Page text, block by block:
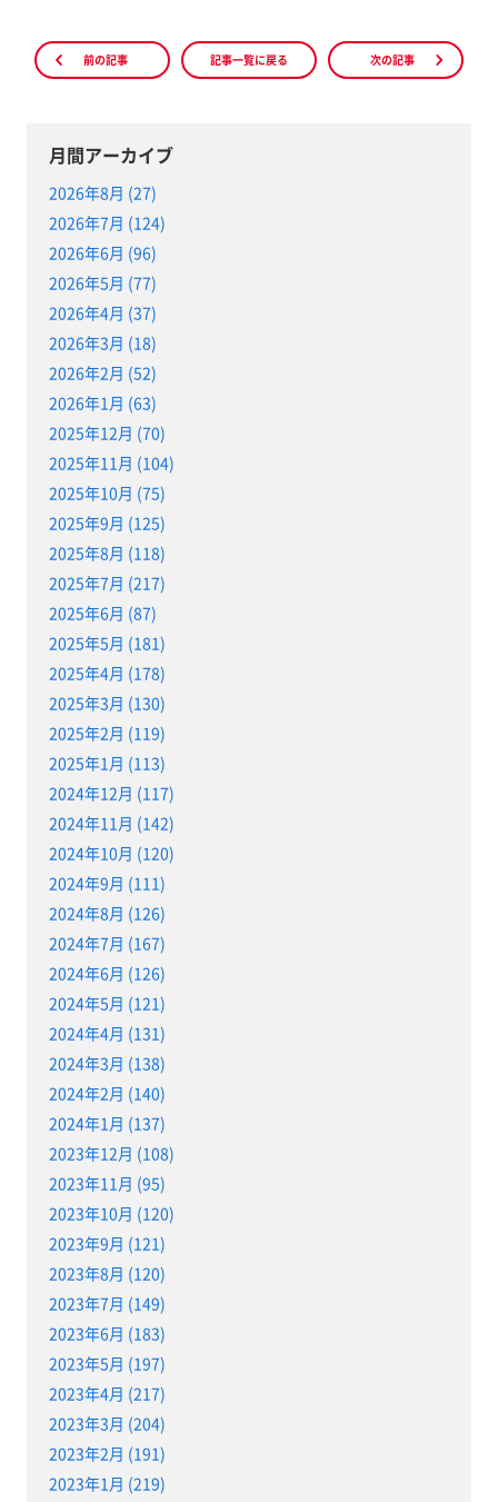
前の記事 記事一覧に戻る 次の記事
月間アーカイブ
2026年8月 (27)
2026年7月 (124)
2026年6月 (96)
2026年5月 (77)
2026年4月 (37)
2026年3月 (18)
2026年2月 (52)
2026年1月 (63)
2025年12月 (70)
2025年11月 (104)
2025年10月 (75)
2025年9月 (125)
2025年8月 (118)
2025年7月 (217)
2025年6月 (87)
2025年5月 (181)
2025年4月 (178)
2025年3月 (130)
2025年2月 (119)
2025年1月 (113)
2024年12月 (117)
2024年11月 (142)
2024年10月 (120)
2024年9月 (111)
2024年8月 (126)
2024年7月 (167)
2024年6月 (126)
2024年5月 (121)
2024年4月 (131)
2024年3月 (138)
2024年2月 (140)
2024年1月 (137)
2023年12月 (108)
2023年11月 (95)
2023年10月 (120)
2023年9月 (121)
2023年8月 (120)
2023年7月 (149)
2023年6月 (183)
2023年5月 (197)
2023年4月 (217)
2023年3月 (204)
2023年2月 (191)
2023年1月 (219)